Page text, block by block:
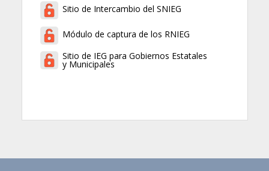
Sitio de Intercambio del SNIEG
Módulo de captura de los RNIEG
Sitio de IEG para Gobiernos Estatales
y Municipales